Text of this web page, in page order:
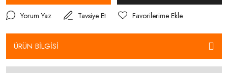
Yorum Yaz Tavsiye Et
ÜRÜN BİLGİSİ